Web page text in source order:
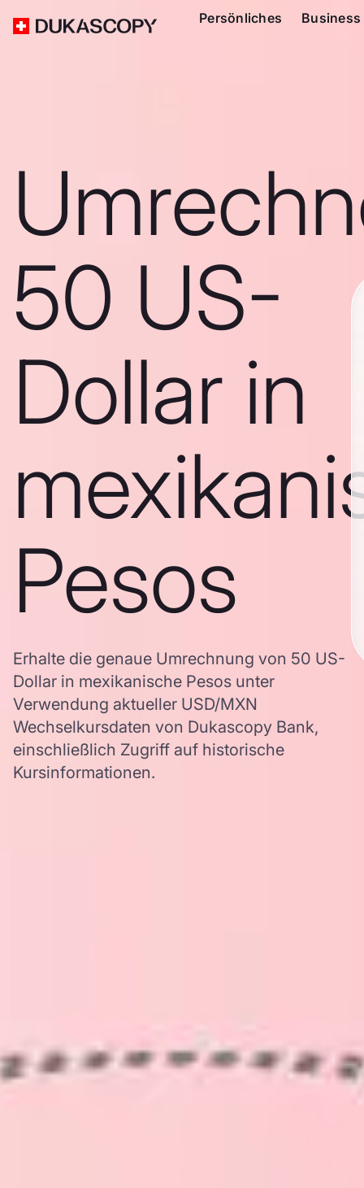
Persönliches Business
50 US-
Dollar in
Pesos
Erhalte die genaue Umrechnung von 50 US-
Dollar in mexikanische Pesos unter
Verwendung aktueller USD/MXN
Wechselkursdaten von Dukascopy Bank,
einschließlich Zugriff auf historische
Kursinformationen.